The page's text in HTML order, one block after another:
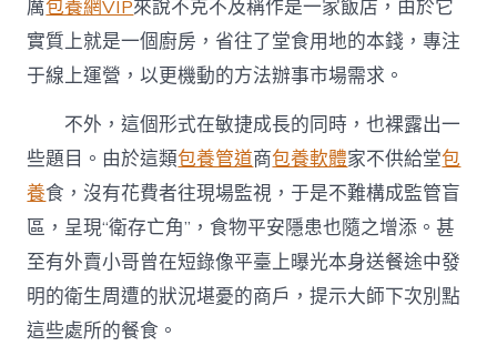
食
外
賣”
集
團
尺
度
來
了！
商
家
若
何
做
厲包養網VIP來說不克不及稱作是一家飯店，由於它
實質上就是一個廚房，省往了堂食用地的本錢，專注
于線上運營，以更機動的方法辦事市場需求。
不外，這個形式在敏捷成長的同時，也裸露出一
些題目。由於這類包養管道商包養軟體家不供給堂包
養食，沒有花費者往現場監視，于是不難構成監管盲
區，呈現“衛存亡角”，食物平安隱患也隨之增添。甚
至有外賣小哥曾在短錄像平臺上曝光本身送餐途中發
明的衛生周遭的狀況堪憂的商戶，提示大師下次別點
這些處所的餐食。